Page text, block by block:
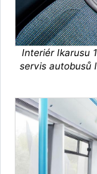
Interiér Ikarusu
servis autobusů